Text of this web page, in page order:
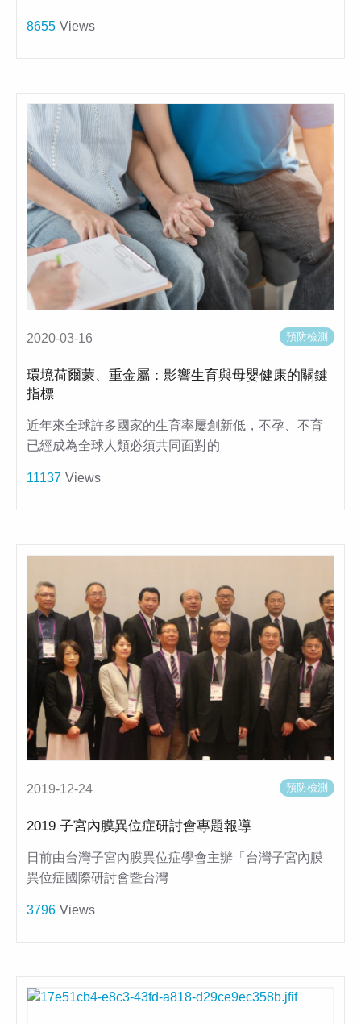
8655 Views
2020-03-16 預防檢測
環境荷爾蒙、重金屬：影響生育與母嬰健康的關鍵
指標
近年來全球許多國家的生育率屢創新低，不孕、不育
已經成為全球人類必須共同面對的
11137 Views
2019-12-24 預防檢測
2019 子宮內膜異位症研討會專題報導
日前由台灣子宮內膜異位症學會主辦「台灣子宮內膜
異位症國際研討會暨台灣
3796 Views